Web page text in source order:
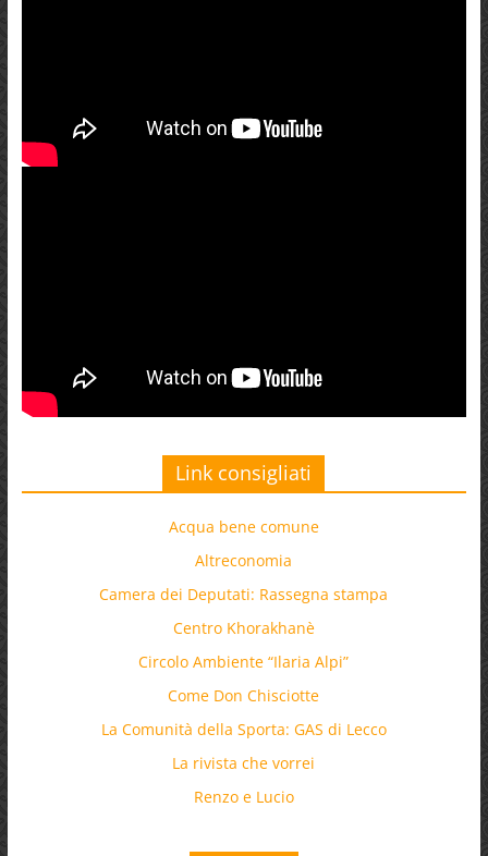
Link consigliati
Acqua bene comune
Altreconomia
Camera dei Deputati: Rassegna stampa
Centro Khorakhanè
Circolo Ambiente “Ilaria Alpi”
Come Don Chisciotte
La Comunità della Sporta: GAS di Lecco
La rivista che vorrei
Renzo e Lucio